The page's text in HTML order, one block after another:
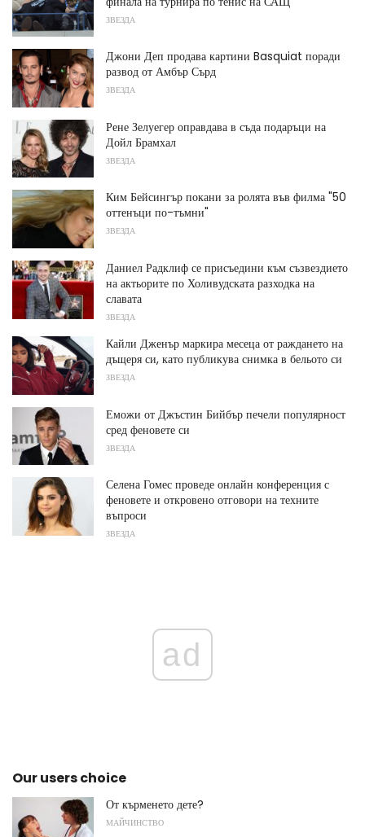
ЗВЕЗДА
Джони Деп продава картини Basquiat поради
развод от Амбър Сърд
ЗВЕЗДА
Рене Зелуегер оправдава в съда подаръци на
Дойл Брамхал
ЗВЕЗДА
Ким Бейсингър покани за ролята във филма "50
оттенъци по-тъмни"
ЗВЕЗДА
Даниел Радклиф се присъедини към съзвездието
на актьорите по Холивудската разходка на
славата
ЗВЕЗДА
Кайли Дженър маркира месеца от раждането на
дъщеря си, като публикува снимка в бельото си
ЗВЕЗДА
Еможи от Джъстин Бийбър печели популярност
сред феновете си
ЗВЕЗДА
Селена Гомес проведе онлайн конференция с
феновете и откровено отговори на техните
въпроси
ЗВЕЗДА
ad
Our users choice
От кърменето дете?
МАЙЧИНСТВО